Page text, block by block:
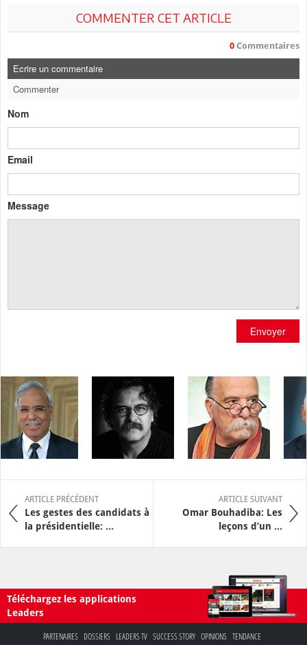
COMMENTER CET ARTICLE
0 Commentaires
Ecrire un commentaire
Commenter
Nom
Email
Message
Envoyer
ARTICLE PRÉCÉDENT
Les gestes des candidats à
la présidentielle: ...
ARTICLE SUIVANT
Omar Bouhadiba: Les
leçons d’un ...
Téléchargez les applications
Leaders
PARTENAIRES DOSSIERS LEADERS TV SUCCESS STORY OPINIONS TENDANCE